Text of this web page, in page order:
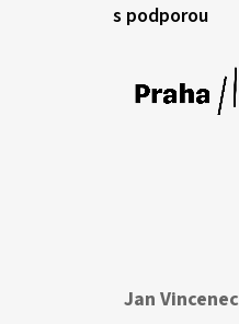
s podporou
Jan Vincenec